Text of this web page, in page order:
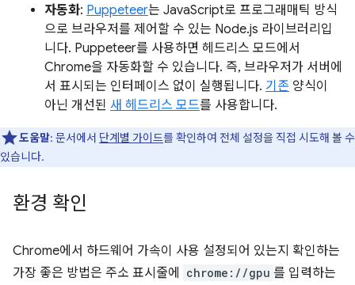
자동화: Puppeteer는 JavaScript로 프로그래매틱 방식
으로 브라우저를 제어할 수 있는 Node.js 라이브러리입
니다. Puppeteer를 사용하면 헤드리스 모드에서
Chrome을 자동화할 수 있습니다. 즉, 브라우저가 서버에
서 표시되는 인터페이스 없이 실행됩니다. 기존 양식이
아닌 개선된 새 헤드리스 모드를 사용합니다.
도움말: 문서에서 단계별 가이드를 확인하여 전체 설정을 직접 시도해 볼 수
있습니다.
환경 확인
Chrome에서 하드웨어 가속이 사용 설정되어 있는지 확인하는
가장 좋은 방법은 주소 표시줄에
chrome://gpu 를 입력하는